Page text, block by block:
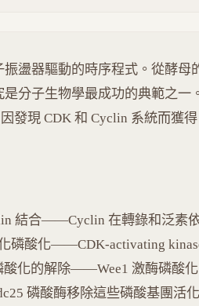
盪器驅動的時序程式。從酵母
分子生物學最成功的典範之一
發現 CDK 和 Cyclin 系統而獲
結合——Cyclin 在轉錄和泛素
磷酸化——CDK-activating
酸化的解除——Wee1 激酶磷酸化
磷酸酶移除這些磷酸基團活